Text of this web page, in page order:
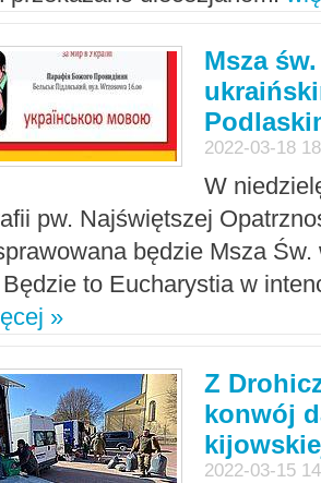
Msza
2022-03-18
W
pw. Najświętszej
będzie Msza Św.
to Eucharystia w
»
Z
konwój
2022-03-15